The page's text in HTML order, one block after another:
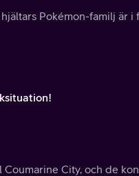
Pokémon-familj är
Coumarine City, och de